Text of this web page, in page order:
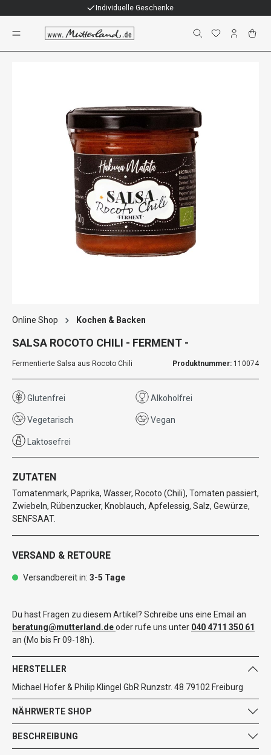
Individuelle Geschenke
Online Shop Kochen & Backen
SALSA ROCOTO CHILI - FERMENT -
Fermentierte Salsa aus Rocoto Chili Produktnummer: 110074
Glutenfrei Alkoholfrei
Vegetarisch Vegan
Laktosefrei
ZUTATEN
Tomatenmark, Paprika, Wasser, Rocoto (Chili), Tomaten passiert,
Zwiebeln, Rübenzucker, Knoblauch, Apfelessig, Salz, Gewürze,
SENFSAAT.
VERSAND & RETOURE
Versandbereit in: 3-5 Tage
Du hast Fragen zu diesem Artikel? Schreibe uns eine Email an
beratung@mutterland.deoder rufe uns unter 040 4711 350 61
an (Mo bis Fr 09-18h).
HERSTELLER
Michael Hofer & Philip Klingel GbR Runzstr. 48 79102 Freiburg
NÄHRWERTE SHOP
BESCHREIBUNG